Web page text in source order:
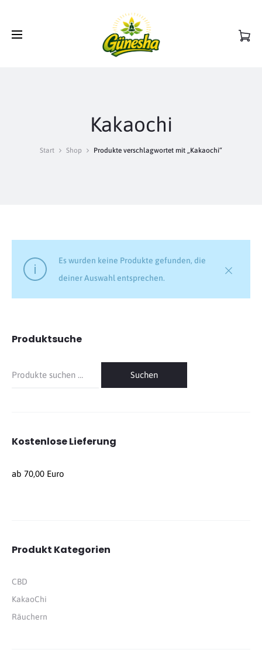
Kakaochi
Start Shop Produkte verschlagwortet mit „Kakaochi“
Es wurden keine Produkte gefunden, die
deiner Auswahl entsprechen.
Produktsuche
Suche
Suchen
Kostenlose Lieferung
ab 70,00 Euro
Produkt Kategorien
CBD
KakaoChi
Räuchern